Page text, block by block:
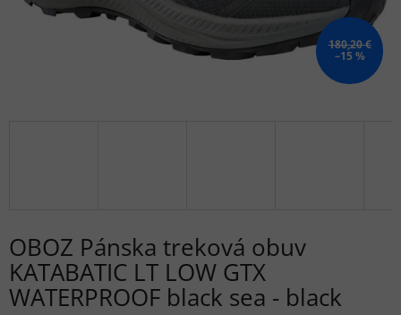
180,20 €
–15 %
OBOZ Pánska treková obuv
KATABATIC LT LOW GTX
WATERPROOF black sea - black